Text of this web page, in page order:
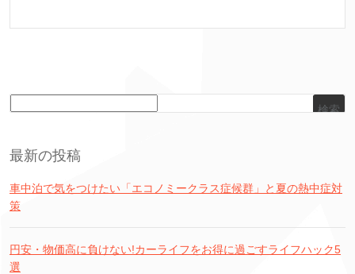
検索
最新の投稿
車中泊で気をつけたい「エコノミークラス症候群」と夏の熱中症対
策
円安・物価高に負けない!カーライフをお得に過ごすライフハック5
選